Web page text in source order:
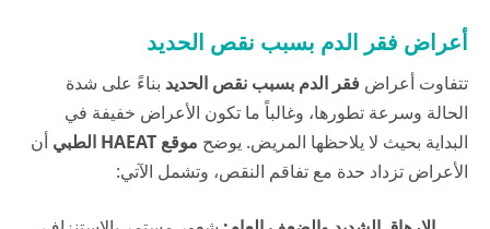
أعراض فقر الدم بسبب نقص الحديد
تتفاوت أعراض فقر الدم بسبب نقص الحديد بناءً على شدة
الحالة وسرعة تطورها، وغالباً ما تكون الأعراض خفيفة في
البداية بحيث لا يلاحظها المريض. يوضح موقع HAEAT الطبي
أن
الأعراض تزداد حدة مع تفاقم النقص، وتشمل الآتي: